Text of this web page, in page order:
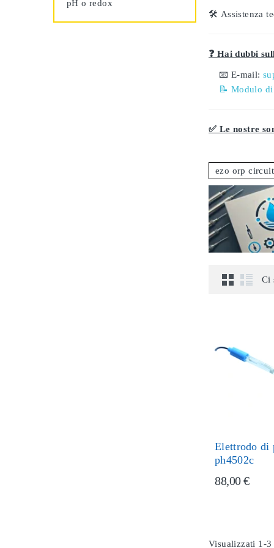
pH o redox
🛠️ Assistenza
❓ Hai dubbi
📧 E-mail:
📝 Modulo
✅ Le nostre
ezo orp circuit
Ci
Elettrodo di
ph4502c
88,00 €
Visualizzati 1-